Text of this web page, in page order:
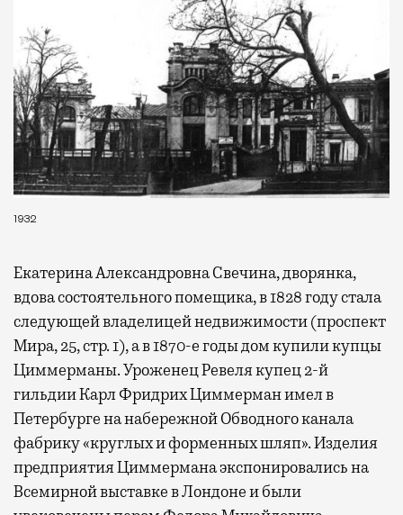
1932
Екатерина Александровна Свечина, дворянка,
вдова состоятельного помещика, в 1828 году стала
следующей владелицей недвижимости (проспект
Мира, 25, стр. 1), а в 1870-е годы дом купили купцы
Циммерманы. Уроженец Ревеля купец 2-й
гильдии Карл Фридрих Циммерман имел в
Петербурге на набережной Обводного канала
фабрику «круглых и форменных шляп». Изделия
предприятия Циммермана экспонировались на
Всемирной выставке в Лондоне и были